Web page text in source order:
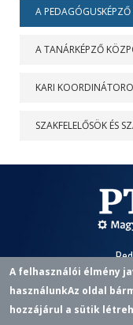
A
A TANÁRKÉPZŐ
KARI
SZAKFELELŐSÖK ÉS
7622
PHONE
+36 72 501
A felhasználói élmény
használunkAz oldal
hozzájárul a sütik